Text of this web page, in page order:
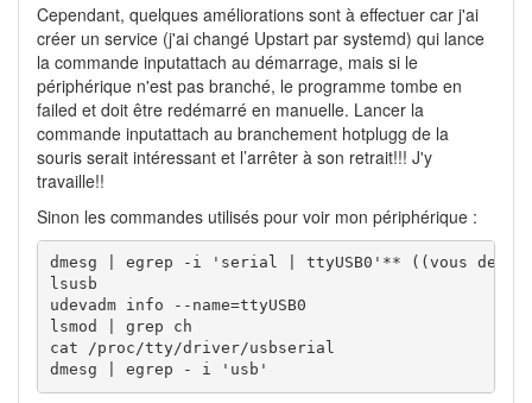
Cependant, quelques améliorations sont à effectuer car j'ai
créer un service (j'ai changé Upstart par systemd) qui lance
la commande inputattach au démarrage, mais si le
périphérique n'est pas branché, le programme tombe en
failed et doit être redémarré en manuelle. Lancer la
commande inputattach au branchement hotplugg de la
souris serait intéressant et l’arrêter à son retrait!!! J'y
travaille!!
Sinon les commandes utilisés pour voir mon périphérique :
dmesg | egrep -i 'serial | ttyUSB0'** ((vous
lsusb
udevadm info --name=ttyUSB0
lsmod | grep ch
cat /proc/tty/driver/usbserial
dmesg | egrep - i 'usb'